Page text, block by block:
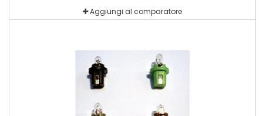
Aggiungi al comparatore